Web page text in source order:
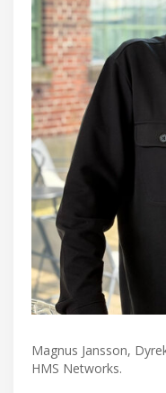
Magnus Jansson,
HMS Networks.